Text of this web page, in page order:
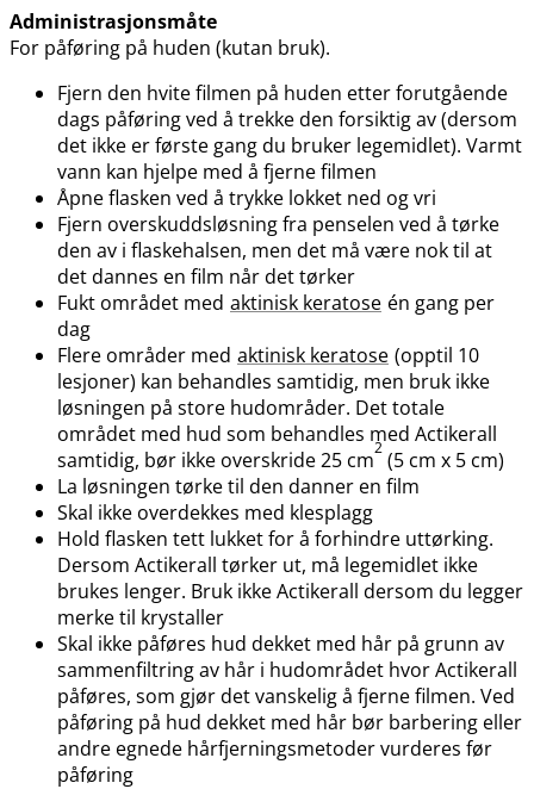
Administrasjonsmåte
For påføring på huden (kutan bruk).
Fjern den hvite filmen på huden etter forutgående
dags påføring ved å trekke den forsiktig av (dersom
det ikke er første gang du bruker legemidlet). Varmt
vann kan hjelpe med å fjerne filmen
Åpne flasken ved å trykke lokket ned og vri
Fjern overskuddsløsning fra penselen ved å tørke
den av i flaskehalsen, men det må være nok til at
det dannes en film når det tørker
Fukt området med aktinisk keratose én gang per
dag
Flere områder med aktinisk keratose (opptil 10
lesjoner) kan behandles samtidig, men bruk ikke
løsningen på store hudområder. Det totale
området med hud som behandles med Actikerall
samtidig, bør ikke overskride 25 cm2 (5 cm x 5 cm)
La løsningen tørke til den danner en film
Skal ikke overdekkes med klesplagg
Hold flasken tett lukket for å forhindre uttørking.
Dersom Actikerall tørker ut, må legemidlet ikke
brukes lenger. Bruk ikke Actikerall dersom du legger
merke til krystaller
Skal ikke påføres hud dekket med hår på grunn av
sammenfiltring av hår i hudområdet hvor Actikerall
påføres, som gjør det vanskelig å fjerne filmen. Ved
påføring på hud dekket med hår bør barbering eller
andre egnede hårfjerningsmetoder vurderes før
påføring